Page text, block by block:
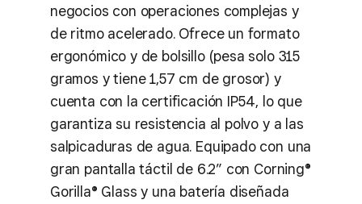
negocios con operaciones complejas y
de ritmo acelerado. Ofrece un formato
ergonómico y de bolsillo (pesa solo 315
gramos y tiene 1,57 cm de grosor) y
cuenta con la certificación IP54, lo que
garantiza su resistencia al polvo y a las
salpicaduras de agua. Equipado con una
gran pantalla táctil de 6.2” con Corning®
Gorilla® Glass y una batería diseñada